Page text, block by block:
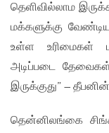
தெளிவில்லாம
மக்களுக்கு
உள்ள உரிமைகள்
அடிப்படை
இருக்குது” –
தென்னிலங்கை